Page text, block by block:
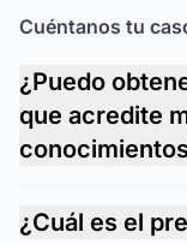
Cuéntanos tu
¿Puedo
que acredite
¿Cuál es el